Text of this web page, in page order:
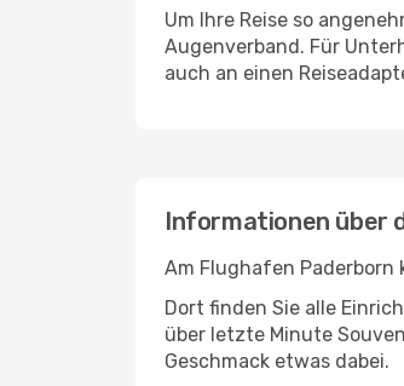
Um Ihre Reise so
Augenverband. Für
auch an einen
Informationen über
Am Flughafen
Dort finden Sie alle
über letzte Minute
Geschmack etwas dabei.